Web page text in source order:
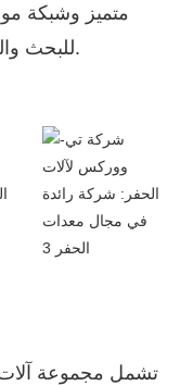
متميز وشبكة
للبحث والتطوير والإنتاج والخدمات اللوجستية.
تشمل مجموعة آلات